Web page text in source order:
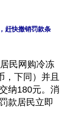
赶快撤销罚款条
民网购冷冻
，下同）并且
纳180元。消
款居民立即